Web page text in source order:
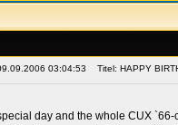
03:04:53 Titel: HAPPY
day and the whole CUX `66-